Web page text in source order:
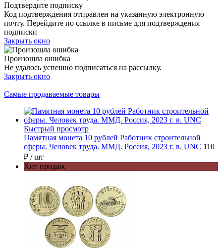
Подтвердите подписку
Код подтверждения отправлен на указанную электронную
почту. Перейдите по ссылке в письме для подтверждения
подписки
Закрыть окно
Произошла ошибка
Не удалось успешно подписаться на рассылку.
Закрыть окно
Самые продаваемые товары
Быстрый просмотр
Памятная монета 10 рублей Работник строительной
сферы. Человек труда. ММД. Россия, 2023 г. в. UNC 110
₽ / шт
Хит продаж